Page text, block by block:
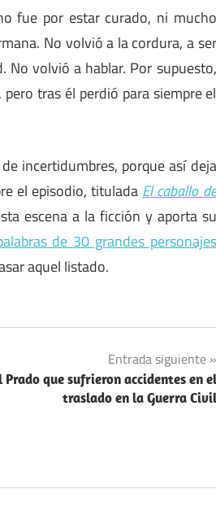
fue por estar curado, ni mucho
No volvió a la cordura, a ser
No volvió a hablar. Por supuesto,
tras él perdió para siempre el
incertidumbres, porque así deja
el episodio, titulada El caballo de
escena a la ficción y aporta su
de 30 grandes personajes
aquel listado.
Entrada siguiente
Prado que sufrieron accidentes en el
traslado en la Guerra Civil